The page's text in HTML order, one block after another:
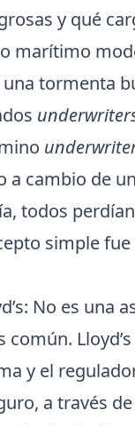
y qué
marítimo
tormenta
a cambio de
todos
simple
No es una
común. Lloyd’s
y el
a través de